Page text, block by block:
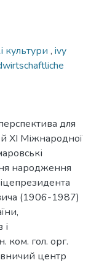
культури , ivy
для
ХI Міжнародної
народження
(1906-1987)
і
ком. гол. орг.
центр